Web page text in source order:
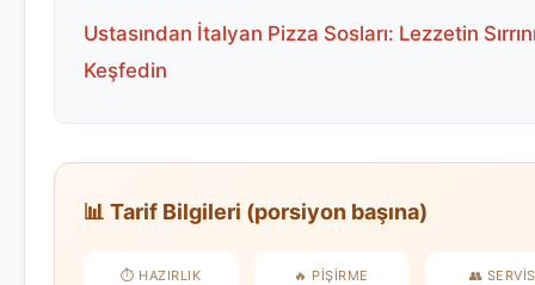
Ustasından İtalyan Pizza Sosları: Lezzetin
Keşfedin
📊 Tarif Bilgileri (porsiyon başına)
⏱️ HAZIRLIK 🔥 PIŞIRME 👥 SERVIS